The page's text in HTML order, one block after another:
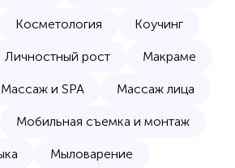
Косметология Коучинг
Личностный рост Макраме
Массаж и SPA Массаж лица
Мобильная съемка и монтаж
Мыловарение